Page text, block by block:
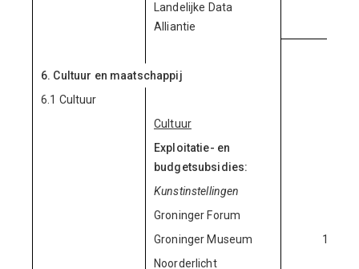
Landelijke Data
Alliantie
6. Cultuur en maatschappij
6.1 Cultuur
Cultuur
Exploitatie- en
budgetsubsidies:
Kunstinstellingen
Groninger Forum
Groninger Museum
Noorderlicht